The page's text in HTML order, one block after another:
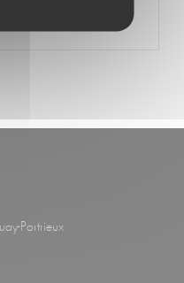
Portrieux((新しいウィンドウで